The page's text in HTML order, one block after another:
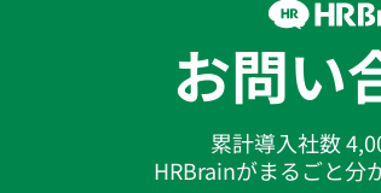
お問い
累計導入社数
HRBrainがまるごと分